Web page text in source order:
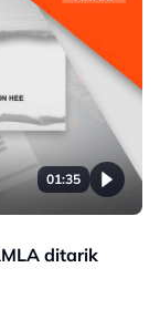
01:35
ditarik